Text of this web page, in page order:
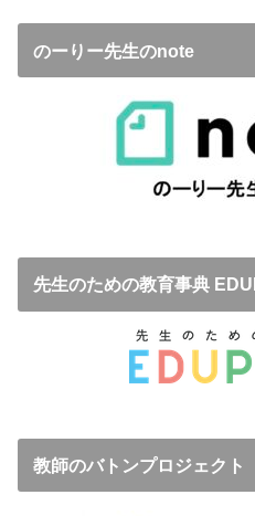
のーりー先生のnote
先生のための教育事典
教師のバトンプロジェクト